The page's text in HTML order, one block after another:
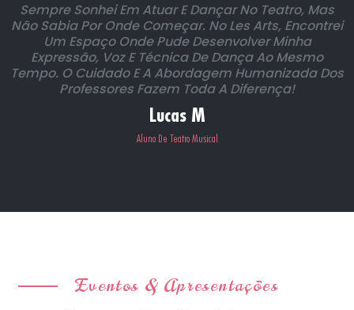
Sempre Sonhei Em Atuar E Dançar No Teatro, Mas
Não Sabia Por Onde Começar. No Les Arts, Encontrei
Um Espaço Onde Pude Desenvolver Minha
Expressão, Voz E Técnica De Dança Ao Mesmo
Tempo. O Cuidado E A Abordagem Humanizada Dos
Professores Fazem Toda A Diferença!
Lucas M
Aluno De Teatro Musical
Eventos & Apresentações